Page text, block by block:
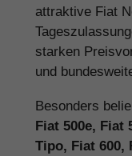
attraktive Fiat
starken
und
Besonders
Fiat 500e, Fiat
Tipo, Fiat 600,